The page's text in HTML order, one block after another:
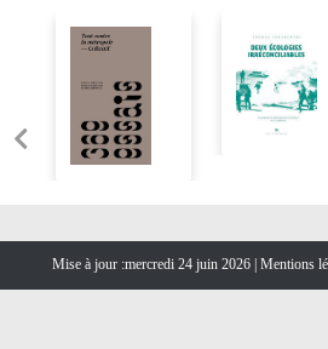
Mise à jour :mercredi 24 juin 2026 | Mentions